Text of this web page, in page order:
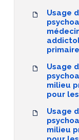
Usage
Usage
milieu
pour
Usage
milieu